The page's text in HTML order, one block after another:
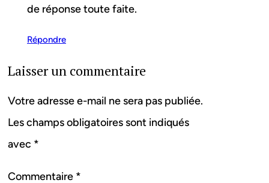
de réponse toute faite.
Répondre
Laisser un commentaire
Votre adresse e-mail ne sera pas publiée.
Les champs obligatoires sont indiqués
avec *
Commentaire *